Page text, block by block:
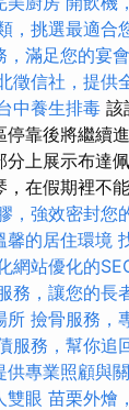
，挑選最適合
，滿足您的宴
徵信社，提供
中養生排毒 該
停靠後將繼續
分上展示布達
，在假期裡不
，強效密封您
馨的居住環境
網站優化的
務，讓您的長
所 撿骨服務，
服務，幫你追
供專業照顧與
雙眼 苗栗外燴